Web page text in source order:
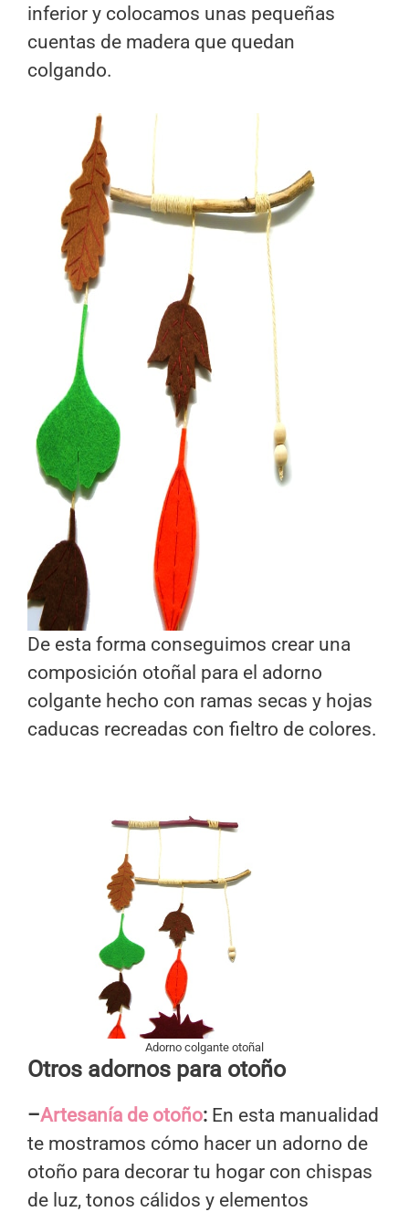
inferior y colocamos unas pequeñas
cuentas de madera que quedan
colgando.
De esta forma conseguimos crear una
composición otoñal para el adorno
colgante hecho con ramas secas y hojas
caducas recreadas con fieltro de colores.
Adorno colgante otoñal
Otros adornos para otoño
–Artesanía de otoño: En esta manualidad
te mostramos cómo hacer un adorno de
otoño para decorar tu hogar con chispas
de luz, tonos cálidos y elementos